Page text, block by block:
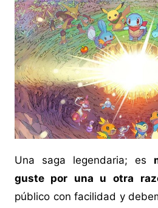
Una saga legendaria; es
guste por una u otra
público con facilidad y